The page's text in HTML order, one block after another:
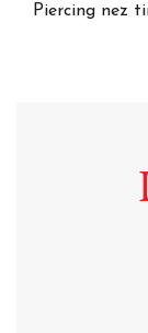
Piercing nez